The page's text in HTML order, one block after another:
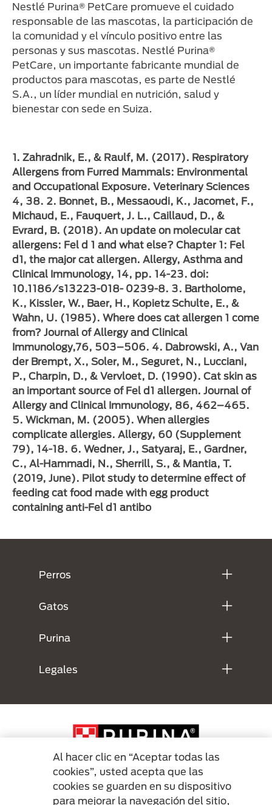
Nestlé Purina® PetCare promueve el cuidado
responsable de las mascotas, la participación de
la comunidad y el vínculo positivo entre las
personas y sus mascotas. Nestlé Purina®
PetCare, un importante fabricante mundial de
productos para mascotas, es parte de Nestlé
S.A., un líder mundial en nutrición, salud y
bienestar con sede en Suiza.
1. Zahradnik, E., & Raulf, M. (2017). Respiratory
Allergens from Furred Mammals: Environmental
and Occupational Exposure. Veterinary Sciences
4, 38. 2. Bonnet, B., Messaoudi, K., Jacomet, F.,
Michaud, E., Fauquert, J. L., Caillaud, D., &
Evrard, B. (2018). An update on molecular cat
allergens: Fel d 1 and what else? Chapter 1: Fel
d1, the major cat allergen. Allergy, Asthma and
Clinical Immunology, 14, pp. 14-23. doi:
10.1186/s13223-018- 0239-8. 3. Bartholome,
K., Kissler, W., Baer, H., Kopietz Schulte, E., &
Wahn, U. (1985). Where does cat allergen 1 come
from? Journal of Allergy and Clinical
Immunology,76, 503–506. 4. Dabrowski, A., Van
der Brempt, X., Soler, M., Seguret, N., Lucciani,
P., Charpin, D., & Vervloet, D. (1990). Cat skin as
an important source of Fel d1 allergen. Journal of
Allergy and Clinical Immunology, 86, 462–465.
5. Wickman, M. (2005). When allergies
complicate allergies. Allergy, 60 (Supplement
79), 14-18. 6. Wedner, J., Satyaraj, E., Gardner,
C., Al-Hammadi, N., Sherrill, S., & Mantia, T.
(2019, June). Pilot study to determine effect of
feeding cat food made with egg product
containing anti-Fel d1 antibo
Perros
Gatos
Purina
Legales
Menu Footer Secundario Purina
Al hacer clic en “Aceptar todas las
cookies”, usted acepta que las
cookies se guarden en su dispositivo
para mejorar la navegación del sitio,